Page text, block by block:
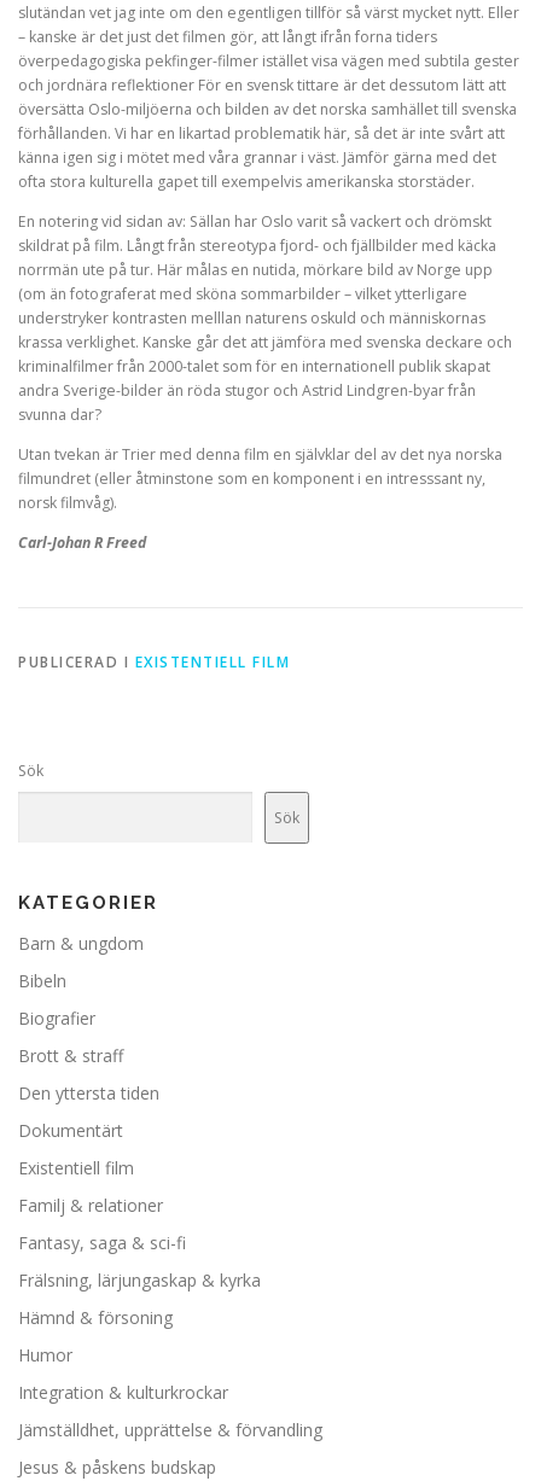
slutändan vet jag inte om den egentligen tillför så värst mycket nytt. Eller
– kanske är det just det filmen gör, att långt ifrån forna tiders
överpedagogiska pekfinger-filmer istället visa vägen med subtila gester
och jordnära reflektioner För en svensk tittare är det dessutom lätt att
översätta Oslo-miljöerna och bilden av det norska samhället till svenska
förhållanden. Vi har en likartad problematik här, så det är inte svårt att
känna igen sig i mötet med våra grannar i väst. Jämför gärna med det
ofta stora kulturella gapet till exempelvis amerikanska storstäder.
En notering vid sidan av: Sällan har Oslo varit så vackert och drömskt
skildrat på film. Långt från stereotypa fjord- och fjällbilder med käcka
norrmän ute på tur. Här målas en nutida, mörkare bild av Norge upp
(om än fotograferat med sköna sommarbilder – vilket ytterligare
understryker kontrasten melllan naturens oskuld och människornas
krassa verklighet. Kanske går det att jämföra med svenska deckare och
kriminalfilmer från 2000-talet som för en internationell publik skapat
andra Sverige-bilder än röda stugor och Astrid Lindgren-byar från
svunna dar?
Utan tvekan är Trier med denna film en självklar del av det nya norska
filmundret (eller åtminstone som en komponent i en intresssant ny,
norsk filmvåg).
Carl-Johan R Freed
PUBLICERAD I EXISTENTIELL FILM
Sök
Sök
KATEGORIER
Barn & ungdom
Bibeln
Biografier
Brott & straff
Den yttersta tiden
Dokumentärt
Existentiell film
Familj & relationer
Fantasy, saga & sci-fi
Frälsning, lärjungaskap & kyrka
Hämnd & försoning
Humor
Integration & kulturkrockar
Jämställdhet, upprättelse & förvandling
Jesus & påskens budskap